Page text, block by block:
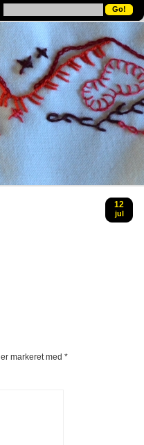
12
jul
markeret med *